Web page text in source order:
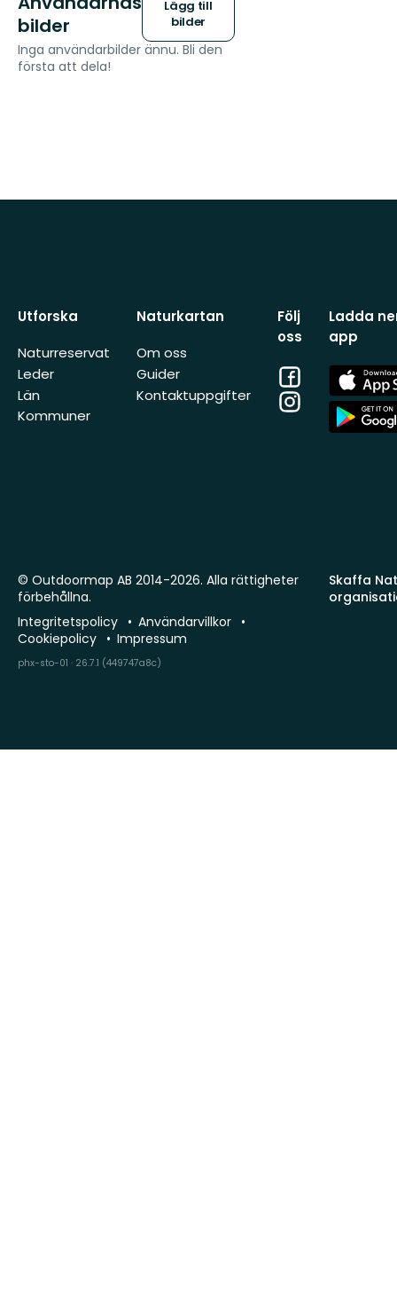
bilder
Lägg till
bilder
Inga användarbilder ännu. Bli den
första att dela!
Utforska
Naturreservat
Leder
Län
Kommuner
Naturkartan
Om oss
Guider
Kontaktuppgifter
Följ
oss
Facebook
Instagram
Ladda
app
App
Store
App
Store
Skaffa
© Outdoormap AB 2014-2026. Alla rättigheter
förbehållna.
Integritetspolicy
Användarvillkor
Cookiepolicy
Impressum
phx-sto-01 · 26.7.1 (449747a8c)